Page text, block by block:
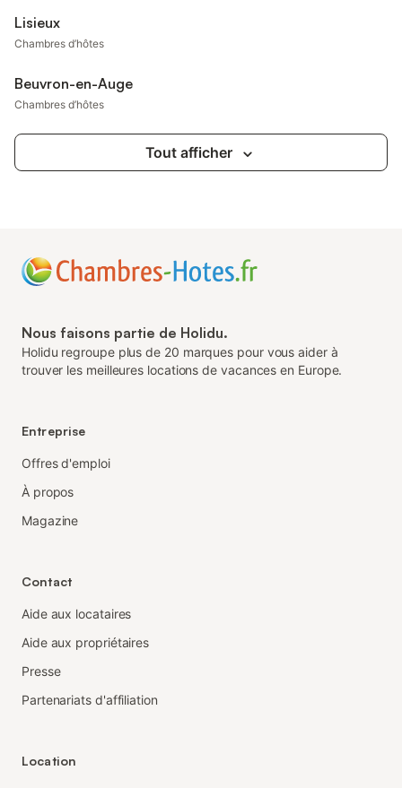
Lisieux
Chambres d’hôtes
Beuvron-en-Auge
Chambres d’hôtes
Tout afficher
Nous faisons partie de Holidu.
Holidu regroupe plus de 20 marques pour vous aider à
trouver les meilleures locations de vacances en Europe.
Entreprise
Offres d'emploi
À propos
Magazine
Contact
Aide aux locataires
Aide aux propriétaires
Presse
Partenariats d'affiliation
Location